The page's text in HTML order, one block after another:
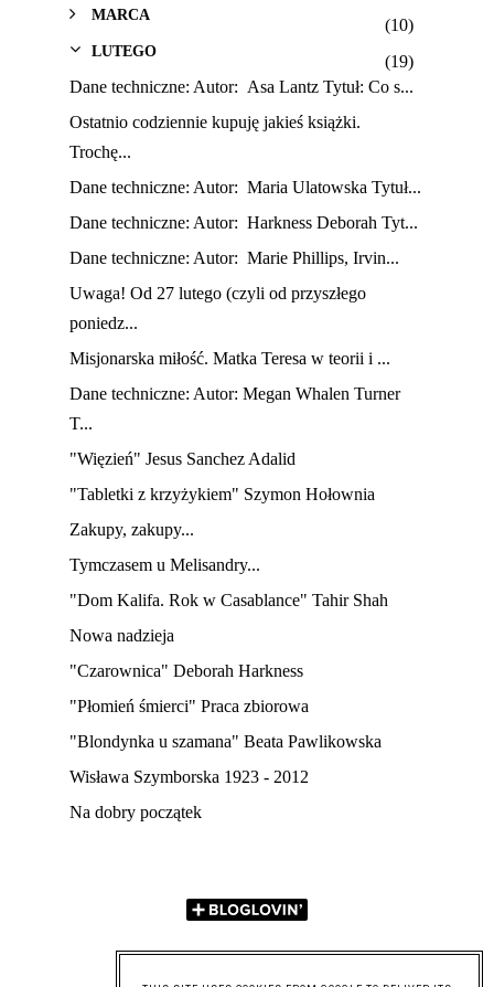
MARCA
(10)
LUTEGO
(19)
Dane techniczne: Autor: Asa Lantz Tytuł: Co s...
Ostatnio codziennie kupuję jakieś książki.
Trochę...
Dane techniczne: Autor: Maria Ulatowska Tytuł...
Dane techniczne: Autor: Harkness Deborah Tyt...
Dane techniczne: Autor: Marie Phillips, Irvin...
Uwaga! Od 27 lutego (czyli od przyszłego
poniedz...
Misjonarska miłość. Matka Teresa w teorii i ...
Dane techniczne: Autor: Megan Whalen Turner
T...
"Więzień" Jesus Sanchez Adalid
"Tabletki z krzyżykiem" Szymon Hołownia
Zakupy, zakupy...
Tymczasem u Melisandry...
"Dom Kalifa. Rok w Casablance" Tahir Shah
Nowa nadzieja
"Czarownica" Deborah Harkness
"Płomień śmierci" Praca zbiorowa
"Blondynka u szamana" Beata Pawlikowska
Wisława Szymborska 1923 - 2012
Na dobry początek